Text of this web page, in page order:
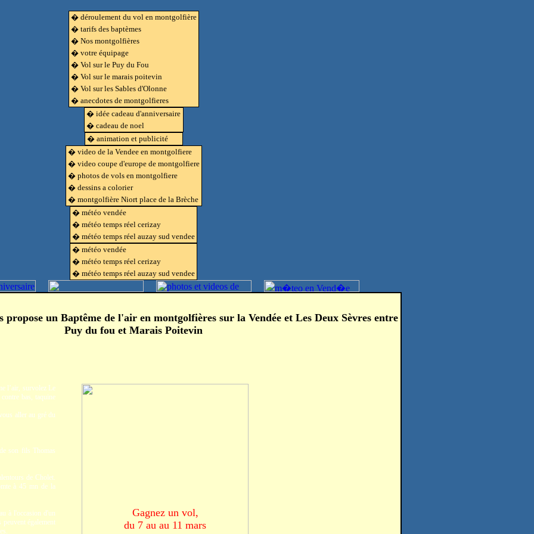
� déroulement du vol en montgolfière
� tarifs des baptèmes
� Nos montgolfières
� votre équipage
� Vol sur le Puy du Fou
� Vol sur le marais poitevin
� Vol sur les Sables d'Olonne
� anecdotes de montgolfieres
� idée cadeau d'anniversaire
� cadeau de noel
� animation et publicité
� video de la Vendee en montgolfiere
� video coupe d'europe de montgolfiere
� photos de vols en montgolfiere
� dessins a colorier
� montgolfière Niort place de la Brèche
� météo vendée
� météo temps réel cerizay
� météo temps réel auzay sud vendee
� météo vendée
� météo temps réel cerizay
� météo temps réel auzay sud vendee
propose un Baptême de l'airen montgolfières sur la Vendée et Les Deux Sèvres entre
Puy du fou et Marais Poitevin
l’air, survolez Le
bas, taquine
aller au gré du
son fils Thomas
de Cholet.
à 45 mn de la
à l'occasion d'un
également
Gagnez un vol,
du 7 au au 11 mars